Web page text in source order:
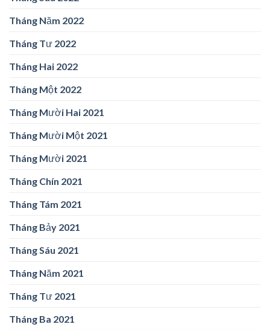
Tháng Năm 2022
Tháng Tư 2022
Tháng Hai 2022
Tháng Một 2022
Tháng Mười Hai 2021
Tháng Mười Một 2021
Tháng Mười 2021
Tháng Chín 2021
Tháng Tám 2021
Tháng Bảy 2021
Tháng Sáu 2021
Tháng Năm 2021
Tháng Tư 2021
Tháng Ba 2021